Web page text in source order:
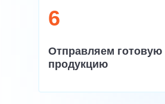
6
Отправляем готовую
продукцию